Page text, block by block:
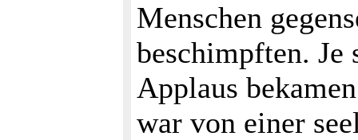
Menschen
beschimpften. Je
Applaus
war von einer